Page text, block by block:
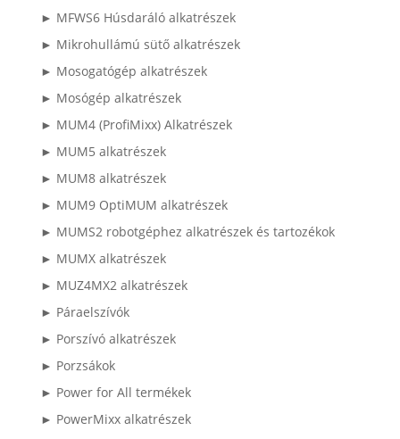
► MFWS6 Húsdaráló alkatrészek
► Mikrohullámú sütő alkatrészek
► Mosogatógép alkatrészek
► Mosógép alkatrészek
► MUM4 (ProfiMixx) Alkatrészek
► MUM5 alkatrészek
► MUM8 alkatrészek
► MUM9 OptiMUM alkatrészek
► MUMS2 robotgéphez alkatrészek és tartozékok
► MUMX alkatrészek
► MUZ4MX2 alkatrészek
► Páraelszívók
► Porszívó alkatrészek
► Porzsákok
► Power for All termékek
► PowerMixx alkatrészek